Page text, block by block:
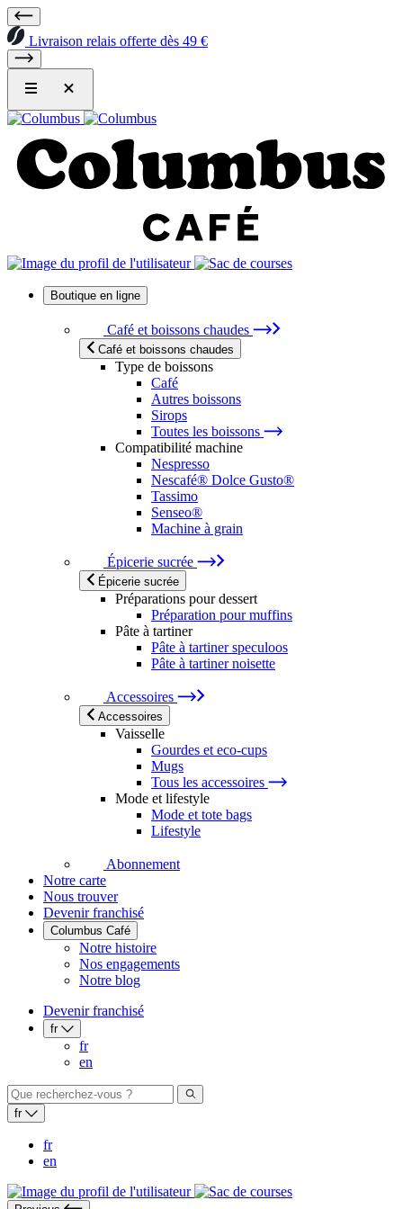
Livraison relais offerte dès 49 €
Boutique en ligne
Café et boissons chaudes
Café et boissons chaudes
Type de boissons
Café
Autres boissons
Sirops
Toutes les boissons
Compatibilité machine
Nespresso
Nescafé® Dolce Gusto®
Tassimo
Senseo®
Machine à grain
Épicerie sucrée
Épicerie sucrée
Préparations pour dessert
Préparation pour muffins
Pâte à tartiner
Pâte à tartiner speculoos
Pâte à tartiner noisette
Accessoires
Accessoires
Vaisselle
Gourdes et eco-cups
Mugs
Tous les accessoires
Mode et lifestyle
Mode et tote bags
Lifestyle
Abonnement
Notre carte
Nous trouver
Devenir franchisé
Columbus Café
Notre histoire
Nos engagements
Notre blog
Devenir franchisé
fr
fr
en
fr
fr
en